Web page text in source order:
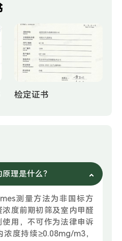
检定证书
理是什么？
测量方法为非国标方
度前期初筛及室内甲醛
用，不可作为法律申诉
度持续≥0.08mg/m3，